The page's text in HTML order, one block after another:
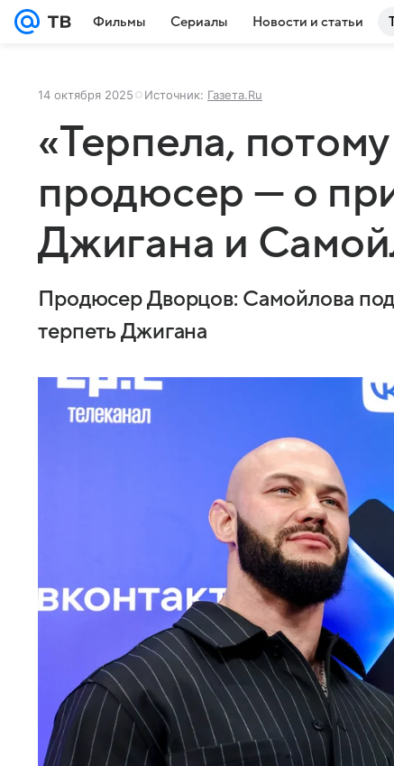
Фильмы Сериалы Новости и статьи
14 октября 2025 Источник: Газета.Ru
«Терпела,
продюсер — о
Джигана и
Продюсер Дворцов: Самойлова
терпеть Джигана